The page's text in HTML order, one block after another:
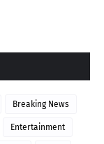
Breaking News
Entertainment